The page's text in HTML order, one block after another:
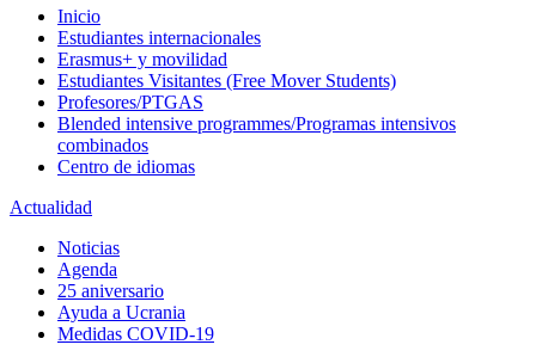
Inicio
Estudiantes internacionales
Erasmus+ y movilidad
Estudiantes Visitantes (Free Mover Students)
Profesores/PTGAS
Blended intensive programmes/Programas intensivos
combinados
Centro de idiomas
Actualidad
Noticias
Agenda
25 aniversario
Ayuda a Ucrania
Medidas COVID-19